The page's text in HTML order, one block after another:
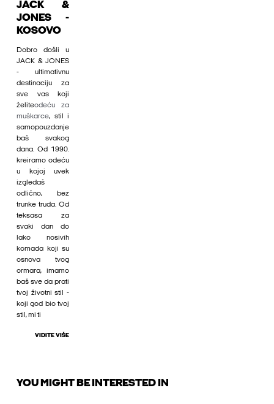
JACK &
JONES -
KOSOVO
Dobro došli u
JACK & JONES
- ultimativnu
destinaciju za
sve vas koji
želiteodeću za
muškarce, stil i
samopouzdanje
baš svakog
dana. Od 1990.
kreiramo odeću
u kojoj uvek
izgledaš
odlično, bez
trunke truda. Od
teksasa za
svaki dan do
lako nosivih
komada koji su
osnova tvog
ormara, imamo
baš sve da prati
tvoj životni stil -
koji god bio tvoj
stil, mi ti
VIDITE VIŠE
YOU MIGHT BE INTERESTED IN